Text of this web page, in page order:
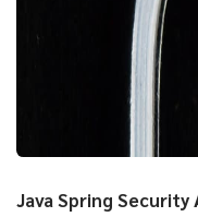
Java Spring